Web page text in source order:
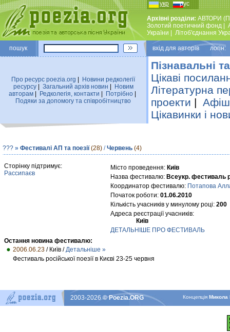
укр рус
Архівні розділи: АВТОРИ
Золотий поетичний фонд
України
Лiтоб'єднання
пошук вхiд для авторiв логін:
Про ресурс poezia.org
Новини редколегiї
ресурсу| Загальний архiв новин
Новим
авторам
Редколегiя, контакти Потрiбно
Подяки за допомогу та співробітництво
Пізнавальні
Цікаві
Літературна
проекти |
Цікавинки і
??? » Фестивалі АП та поезії (28) /Червень (4)
Сторінку підтримує:
Рассипаєв
Місто проведення: Київ
Назва фестивалю: Всеукр. фестиваль
Координатор фестивалю: Потапова
Початок роботи: 01.06.2010
Кількість учасників у минулому році: 200
Адреса реєстрації учасників:
Київ
ДЕТАЛЬНІШЕ ПРО ФЕСТИВАЛЬ
Остання новина фестивалю:
2006.06.23 / Київ /Детальніше »
Фестиваль російської поезії в Києві 23-25 червня
КонцепцiяМикола
2003-2026© Poezia.ORG